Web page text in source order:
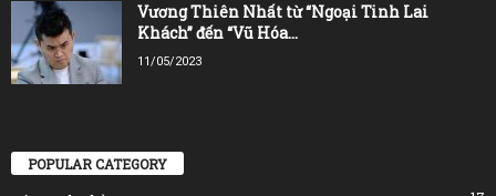
Vương Thiên Nhất từ “Ngoại Tinh Lai
Khách” đến “Vũ Hóa...
11/05/2023
POPULAR CATEGORY